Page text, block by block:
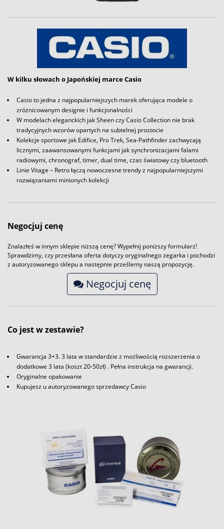
W kilku słowach o Japońskiej marce Casio
Casio to jedna z najpopularniejszych marek oferująca modele o
zróżnicowanym designie i funkcjonalności
W modelach eleganckich jak Sheen czy Casio Collection nie brak
tradycyjnych wzorów opartych na subtelnej prostocie
Kolekcje sportowe jak Edifice, Pro Trek, Sea-Pathfinder zachwycają
licznymi, zaawansowanymi funkcjami jak synchronizacjami falami
radiowymi, chronograf, timer, dual time, czas światowy czy bluetooth
Linie Vitage – Retro łączą nowoczesne trendy z najpopularniejszymi
rozwiązaniami minionych kolekcji
Negocjuj cenę
Znalazłeś w innym sklepie niższą cenę? Wypełnij poniższy formularz!
Sprawdzimy, czy przesłana oferta dotyczy oryginalnego zegarka i pochodzi
z autoryzowanego sklepu a następnie prześlemy naszą propozycję.
Negocjuj cenę
Co jest w zestawie?
Gwarancja 3+3. 3 lata w standardzie z możliwością rozszerzenia o
dodatkowe 3 lata (koszt 20-50zł) . Pełna instrukcja na gwarancji.
Oryginalne opakowanie
Kupujesz u autoryzowanego sprzedawcy Casio